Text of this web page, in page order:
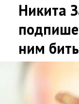
Никита
ним